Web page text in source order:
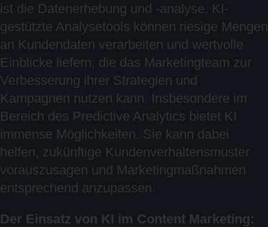
ist die Datenerhebung und -analyse. KI-
gestützte Analysetools können riesige Mengen
an Kundendaten verarbeiten und wertvolle
Einblicke liefern, die das Marketingteam zur
Verbesserung ihrer Strategien und
Kampagnen nutzen kann. Insbesondere im
Bereich des Predictive Analytics bietet KI
immense Möglichkeiten. Sie kann dabei
helfen, zukünftige Kundenverhaltensmuster
vorauszusagen und Marketingmaßnahmen
entsprechend anzupassen.
Der Einsatz von KI im Content Marketing: